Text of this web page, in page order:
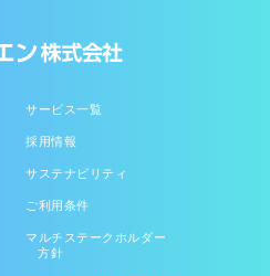
サービス一覧
採用情報
サステナビリティ
ご利用条件
マルチステークホルダー
方針